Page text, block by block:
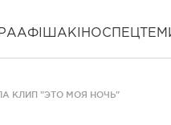
АФІША КІНО
КЛИП "ЭТО МОЯ НОЧЬ"